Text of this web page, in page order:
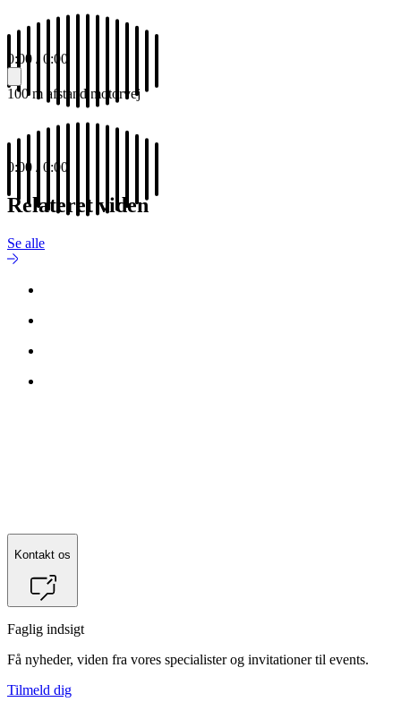
0:00 / 0:00
100 m afstand motorvej
0:00 / 0:00
Relateret viden
Se alle
Kontakt os
Faglig indsigt
Få nyheder, viden fra vores specialister og invitationer til events.
Tilmeld dig